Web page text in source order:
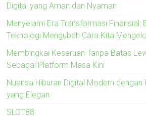
Digital yang Aman dan Nyaman
Menyelami Era Transformasi Finansial:
Teknologi Mengubah Cara Kita
Membingkai Keseruan Tanpa Batas
Sebagai Platform Masa Kini
Nuansa Hiburan Digital Modern dengan
yang Elegan
SLOT88